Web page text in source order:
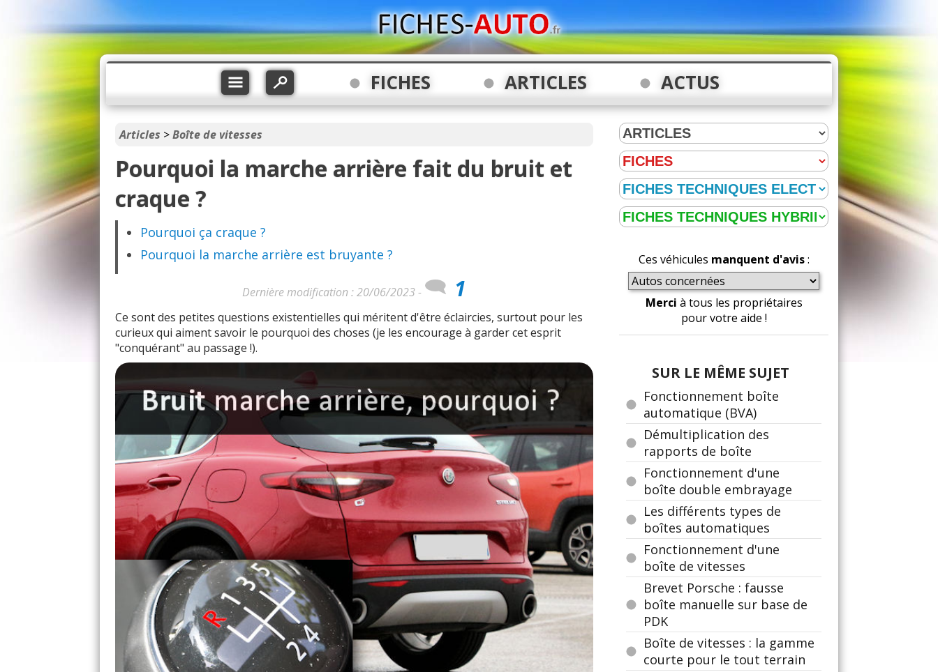
FICHES ARTICLES ACTUS
Articles >Boîte de vitesses
Pourquoi la marche arrière fait du bruit et
craque ?
Pourquoi ça craque ?
Pourquoi la marche arrière est bruyante ?
Dernière modification : 20/06/2023 - 1
Ce sont des petites questions existentielles qui méritent d'être éclaircies, surtout pour les
curieux qui aiment savoir le pourquoi des choses (je les encourage à garder cet esprit
"conquérant" au passage !).
Ces véhicules manquent d'avis:
Merci à tous les propriétaires
pour votre aide !
SUR LE MÊME SUJET
Fonctionnement boîte
automatique (BVA)
Démultiplication des
rapports de boîte
Fonctionnement d'une
boîte double embrayage
Les différents types de
boîtes automatiques
Fonctionnement d'une
boîte de vitesses
Brevet Porsche : fausse
boîte manuelle sur base de
PDK
Boîte de vitesses : la gamme
courte pour le tout terrain